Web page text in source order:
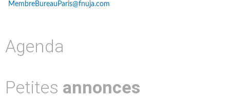
MembreBureauParis@fnuja.com
Agenda
Petites annonces